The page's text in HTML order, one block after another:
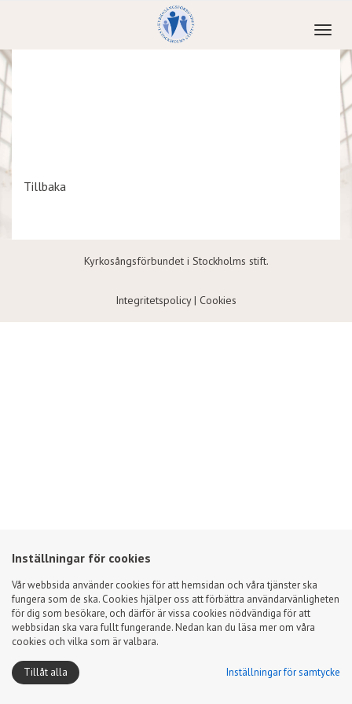
Tillbaka
Kyrkosångsförbundet i Stockholms stift.
Integritetspolicy| Cookies
Inställningar för cookies
Vår webbsida använder cookies för att hemsidan och våra tjänster ska
fungera som de ska. Cookies hjälper oss att förbättra användarvänligheten
för dig som besökare, och därför är vissa cookies nödvändiga för att
webbsidan ska vara fullt fungerande. Nedan kan du läsa mer om våra
cookies och vilka som är valbara.
Tillåt alla Inställningar för samtycke